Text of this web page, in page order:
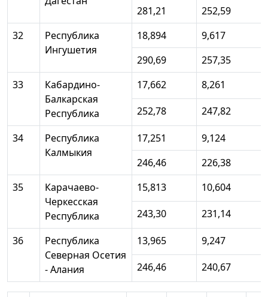
281,21
252,59
32
Республика
Ингушетия
18,894
9,617
290,69
257,35
33
Кабардино-
Балкарская
Республика
17,662
8,261
252,78
247,82
34
Республика
Калмыкия
17,251
9,124
246,46
226,38
35
Карачаево-
Черкесская
Республика
15,813
10,604
243,30
231,14
36
Республика
Северная Осетия
- Алания
13,965
9,247
246,46
240,67